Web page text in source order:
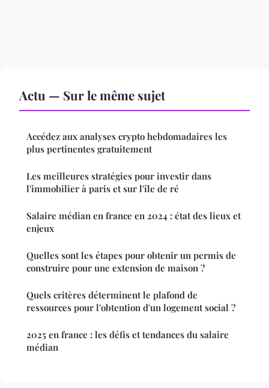
Actu — Sur le même sujet
Accédez aux analyses crypto hebdomadaires les
plus pertinentes gratuitement
Les meilleures stratégies pour investir dans
l'immobilier à paris et sur l'île de ré
Salaire médian en france en 2024 : état des lieux et
enjeux
Quelles sont les étapes pour obtenir un permis de
construire pour une extension de maison ?
Quels critères déterminent le plafond de
ressources pour l'obtention d'un logement social ?
2025 en france : les défis et tendances du salaire
médian